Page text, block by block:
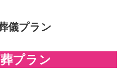
儀プラン
プラン